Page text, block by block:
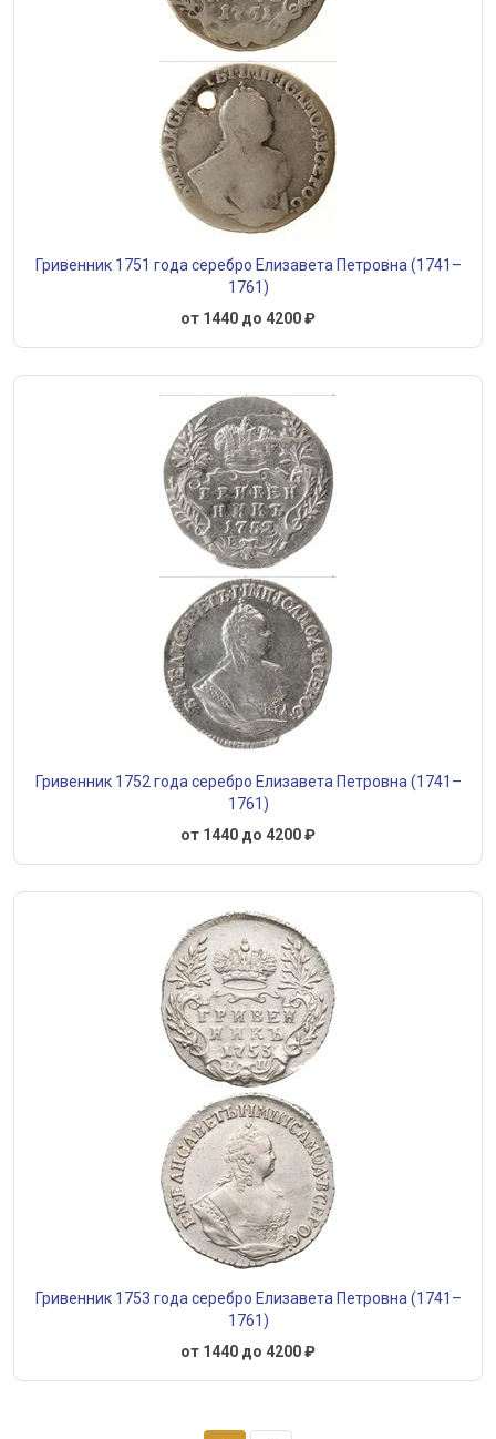
Гривенник 1751 года серебро Елизавета Петровна (1741–
1761)
от 1440 до 4200 ₽
Гривенник 1752 года серебро Елизавета Петровна (1741–
1761)
от 1440 до 4200 ₽
Гривенник 1753 года серебро Елизавета Петровна (1741–
1761)
от 1440 до 4200 ₽